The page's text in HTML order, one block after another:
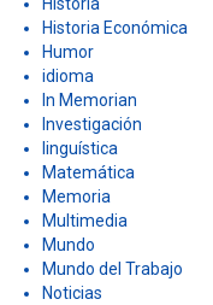
Historia Económica
Humor
idioma
In Memorian
Investigación
linguística
Matemática
Memoria
Multimedia
Mundo
Mundo del Trabajo
Noticias